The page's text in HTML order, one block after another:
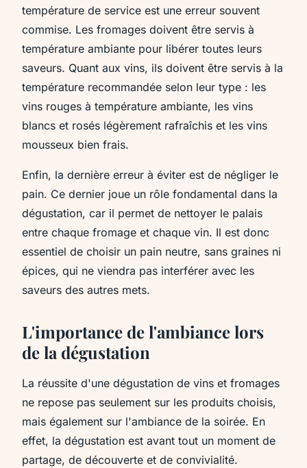
température de service est une erreur souvent
commise. Les fromages doivent être servis à
température ambiante pour libérer toutes leurs
saveurs. Quant aux vins, ils doivent être servis à la
température recommandée selon leur type : les
vins rouges à température ambiante, les vins
blancs et rosés légèrement rafraîchis et les vins
mousseux bien frais.
Enfin, la dernière erreur à éviter est de négliger le
pain. Ce dernier joue un rôle fondamental dans la
dégustation, car il permet de nettoyer le palais
entre chaque fromage et chaque vin. Il est donc
essentiel de choisir un pain neutre, sans graines ni
épices, qui ne viendra pas interférer avec les
saveurs des autres mets.
L'importance de l'ambiance lors
de la dégustation
La réussite d'une dégustation de vins et fromages
ne repose pas seulement sur les produits choisis,
mais également sur l'ambiance de la soirée. En
effet, la dégustation est avant tout un moment de
partage, de découverte et de convivialité.